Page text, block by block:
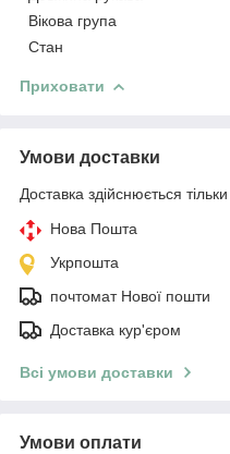
Вікова група
Стан
Приховати
Умови доставки
Доставка здійснюється
Нова Пошта
Укрпошта
почтомат Нової пошти
Доставка кур'єром
Всі умови доставки
Умови оплати